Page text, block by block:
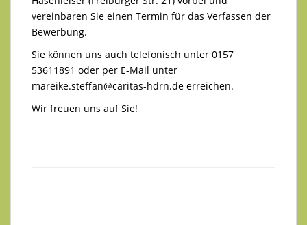
vereinbaren Sie einen Termin für das Verfassen der
Bewerbung.
Sie können uns auch telefonisch unter 0157
53611891 oder per E-Mail unter
mareike.steffan@caritas-hdrn.de erreichen.
Wir freuen uns auf Sie!